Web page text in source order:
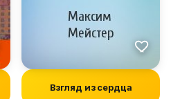
Взгляд из сердца